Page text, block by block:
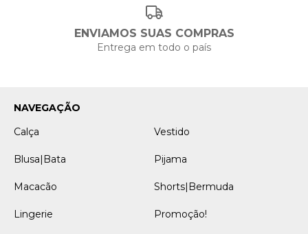
ENVIAMOS SUAS COMPRAS
Entrega em todo o país
NAVEGAÇÃO
Calça
Vestido
Blusa|Bata Pijama
Macacão Shorts|Bermuda
Lingerie Promoção!